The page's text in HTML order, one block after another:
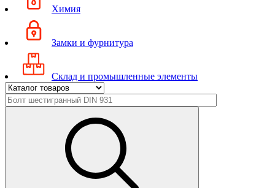
Химия
Замки и фурнитура
Склад и промышленные элементы